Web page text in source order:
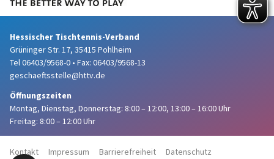
Hessischer Tischtennis-Verband
Grüninger Str. 17, 35415 Pohlheim
Tel 06403/9568-0 • Fax: 06403/9568-13
geschaeftsstelle@httv.de
Öffnungszeiten
Montag, Dienstag, Donnerstag: 8:00 – 12:00, 13:00 – 16:00 Uhr
Freitag: 8:00 – 12:00 Uhr
Kontakt Impressum Barrierefreiheit Datenschutz